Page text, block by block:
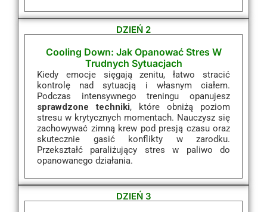
DZIEŃ 2
Cooling Down: Jak Opanować Stres W
Trudnych Sytuacjach
Kiedy emocje sięgają zenitu, łatwo stracić
kontrolę nad sytuacją i własnym ciałem.
Podczas intensywnego treningu opanujesz
sprawdzone techniki, które obniżą poziom
stresu w krytycznych momentach. Nauczysz się
zachowywać zimną krew pod presją czasu oraz
skutecznie gasić konflikty w zarodku.
Przekształć paraliżujący stres w paliwo do
opanowanego działania.
DZIEŃ 3